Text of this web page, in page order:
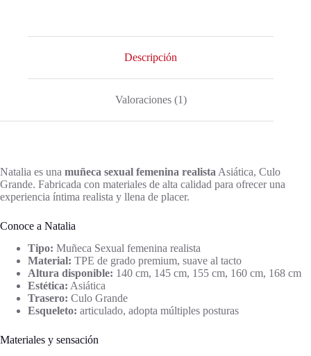
Descripción
Valoraciones (1)
Natalia es una muñeca sexual femenina realista Asiática, Culo
Grande. Fabricada con materiales de alta calidad para ofrecer una
experiencia íntima realista y llena de placer.
Conoce a Natalia
Tipo: Muñeca Sexual femenina realista
Material: TPE de grado premium, suave al tacto
Altura disponible: 140 cm, 145 cm, 155 cm, 160 cm, 168 cm
Estética: Asiática
Trasero: Culo Grande
Esqueleto: articulado, adopta múltiples posturas
Materiales y sensación